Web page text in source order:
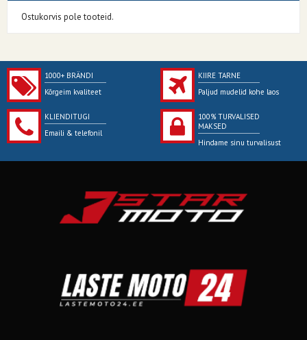
Ostukorvis pole tooteid.
1000+ BRÄNDI
Kõrgeim kvaliteet
KIIRE TARNE
Paljud mudelid kohe laos
KLIENDITUGI
Emaili & telefonil
100% TURVALISED
MAKSED
Hindame sinu turvalisust